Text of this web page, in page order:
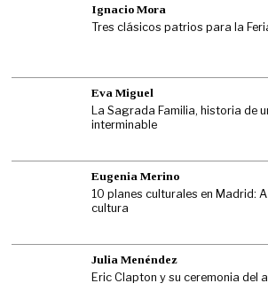
Ignacio Mora
Tres clásicos patrios para la
Eva Miguel
La Sagrada Familia, historia de
interminable
Eugenia Merino
10 planes culturales en Madrid:
cultura
Julia Menéndez
Eric Clapton y su ceremonia del